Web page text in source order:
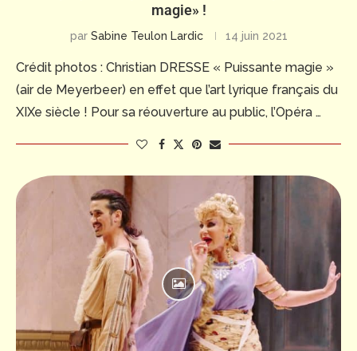
magie» !
par Sabine Teulon Lardic 14 juin 2021
Crédit photos : Christian DRESSE « Puissante magie »
(air de Meyerbeer) en effet que l’art lyrique français du
XIXe siècle ! Pour sa réouverture au public, l’Opéra …